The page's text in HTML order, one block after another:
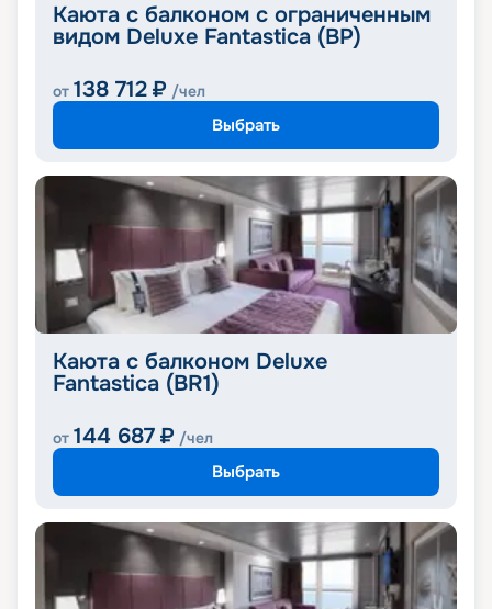
Каюта с балконом с ограниченным
видом Deluxe Fantastica (BP)
от 138 712 ₽ /чел
Выбрать
Каюта с балконом Deluxe
Fantastica (BR1)
от 144 687 ₽ /чел
Выбрать